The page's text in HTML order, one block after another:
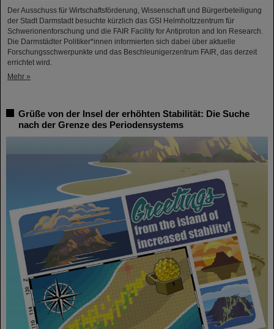
Der Ausschuss für Wirtschaftsförderung, Wissenschaft und Bürgerbeteiligung
der Stadt Darmstadt besuchte kürzlich das GSI Helmholtzzentrum für
Schwerionenforschung und die FAIR Facility for Antiproton and Ion Research.
Die Darmstädter Politiker*innen informierten sich dabei über aktuelle
Forschungsschwerpunkte und das Beschleunigerzentrum FAIR, das derzeit
errichtet wird.
Mehr »
Grüße von der Insel der erhöhten Stabilität: Die Suche
nach der Grenze des Periodensystems